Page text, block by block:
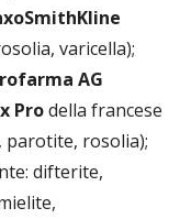
varicella);
AG
Prodella francese
rosolia);
difterite,